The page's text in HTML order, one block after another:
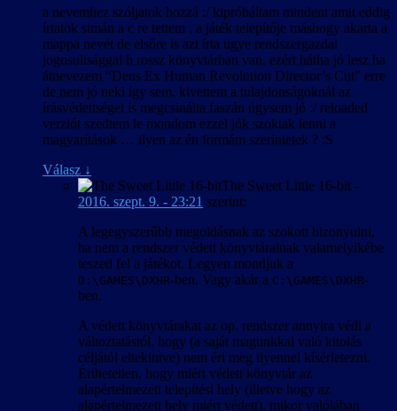
a nevemhez szóljatok hozzá :/ kipróbáltam mindent amit eddig
írtatok simán a c re tettem , a játék telepítője máshogy akarta a
mappa nevét de elsőre is azt írta ugye rendszergazdai
jogosultsággal h rossz könyvtárban van, ezért hátha jó lesz ha
átnevezem “Deus Ex Human Revolution Director’s Cut” erre
de nem jó neki így sem, kivettem a tulajdonságoknál az
írásvédettséget is megcsinálta faszán úgysem jó :/ reloaded
verziót szedtem le mondom ezzel jók szoktak lenni a
magyarítások … ilyen az én formám szerintetek ? :S
Válasz ↓
The Sweet Little 16-bit -
2016. szept. 9. - 23:21 szerint:
A legegyszerűbb megoldásnak az szokott bizonyulni,
ha nem a rendszer védett könyvtárainak valamelyikébe
teszed fel a játékot. Legyen mondjuk a
D:\GAMES\DXHR-ben. Vagy akár a C:\GAMES\DXHR-
ben.
A védett könyvtárakat az op. rendszer annyira védi a
változtatástól, hogy (a saját magunkkal való kitolás
céljától eltekintve) nem éri meg ilyennel kísérletezni.
Érthetetlen, hogy miért védett könyvtár az
alapértelmezett telepítési hely (illetve hogy az
alapértelmezett hely miért védett), mikor valójában